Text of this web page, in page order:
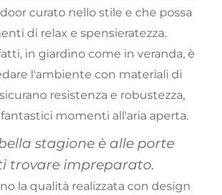
curato nello stile e che possa
di relax e spensieratezza.
in giardino come in veranda, è
l'ambiente con materiali di
resistenza e robustezza,
momenti all'aria aperta.
stagione è alle porte
trovare impreparato.
la qualità realizzata con design